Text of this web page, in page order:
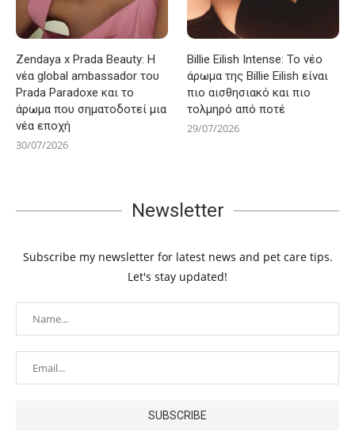
Zendaya x Prada Beauty: Η
νέα global ambassador του
Prada Paradoxe και το
άρωμα που σηματοδοτεί μια
νέα εποχή
30/07/2026
Billie Eilish Intense: Το νέο
άρωμα της Billie Eilish είναι
πιο αισθησιακό και πιο
τολμηρό από ποτέ
29/07/2026
Newsletter
Subscribe my newsletter for latest news and pet care tips.
Let's stay updated!